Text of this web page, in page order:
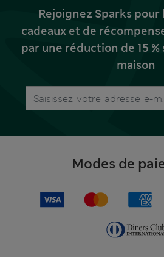
Rejoignez Sparks
cadeaux et de
par une réduction de 15
maison
Modes de